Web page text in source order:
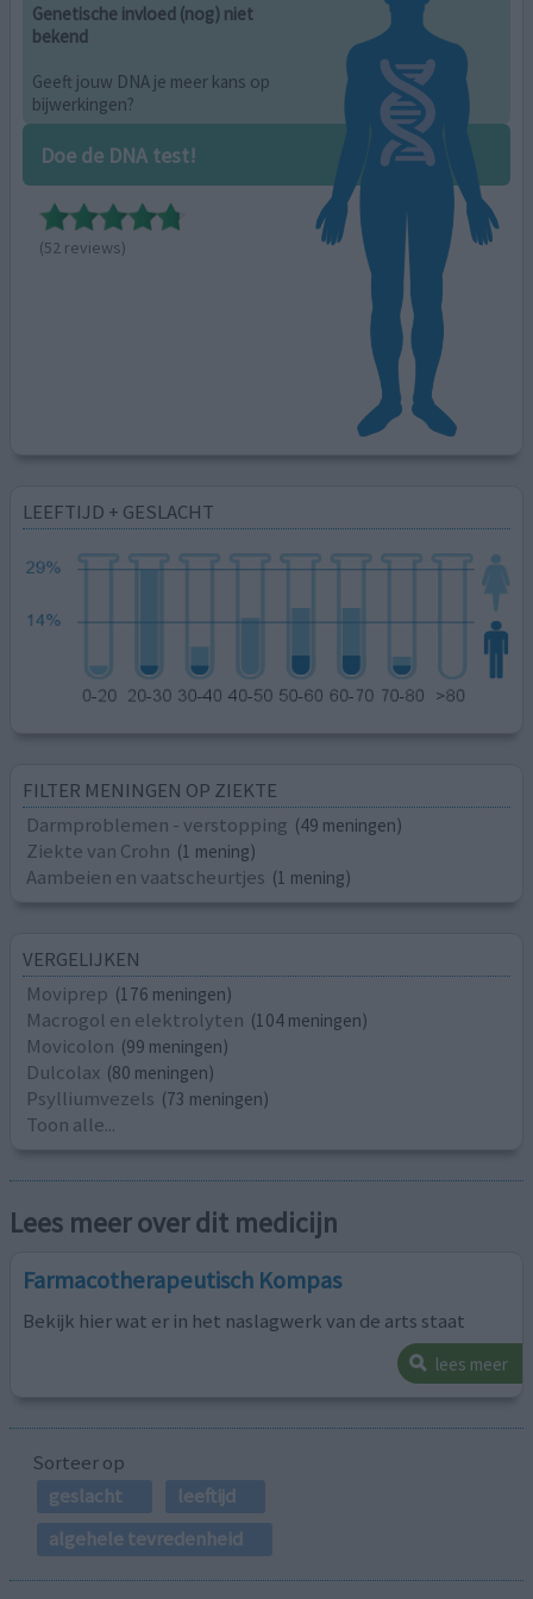
Genetische invloed (nog) niet
bekend
Geeft jouw DNA je meer kans op
bijwerkingen?
Doe de DNA test!
(52 reviews)
LEEFTIJD + GESLACHT
FILTER MENINGEN OP ZIEKTE
Darmproblemen - verstopping (49 meningen)
Ziekte van Crohn (1 mening)
Aambeien en vaatscheurtjes (1 mening)
VERGELIJKEN
Moviprep (176 meningen)
Macrogol en elektrolyten (104 meningen)
Movicolon (99 meningen)
Dulcolax (80 meningen)
Psylliumvezels (73 meningen)
Toon alle...
Lees meer over dit medicijn
Farmacotherapeutisch Kompas
Bekijk hier wat er in het naslagwerk van de arts staat
lees meer
Sorteer op
geslacht
leeftijd
algehele tevredenheid